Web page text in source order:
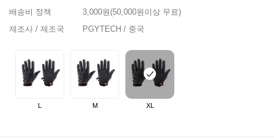
배송비 정책
3,000원(50,000원이상 무료)
제조사 / 제조국
PGYTECH / 중국
L M XL